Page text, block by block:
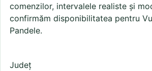
comenzilor, intervalele realiste și
confirmăm disponibilitatea pentru
Pandele.
Județ